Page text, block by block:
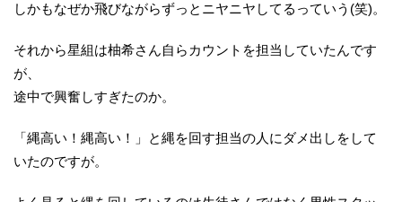
しかもなぜか飛びながらずっとニヤニヤしてるっていう(笑)。
それから星組は柚希さん自らカウントを担当していたんです
が、
途中で興奮しすぎたのか。
「縄高い！縄高い！」と縄を回す担当の人にダメ出しをして
いたのですが。